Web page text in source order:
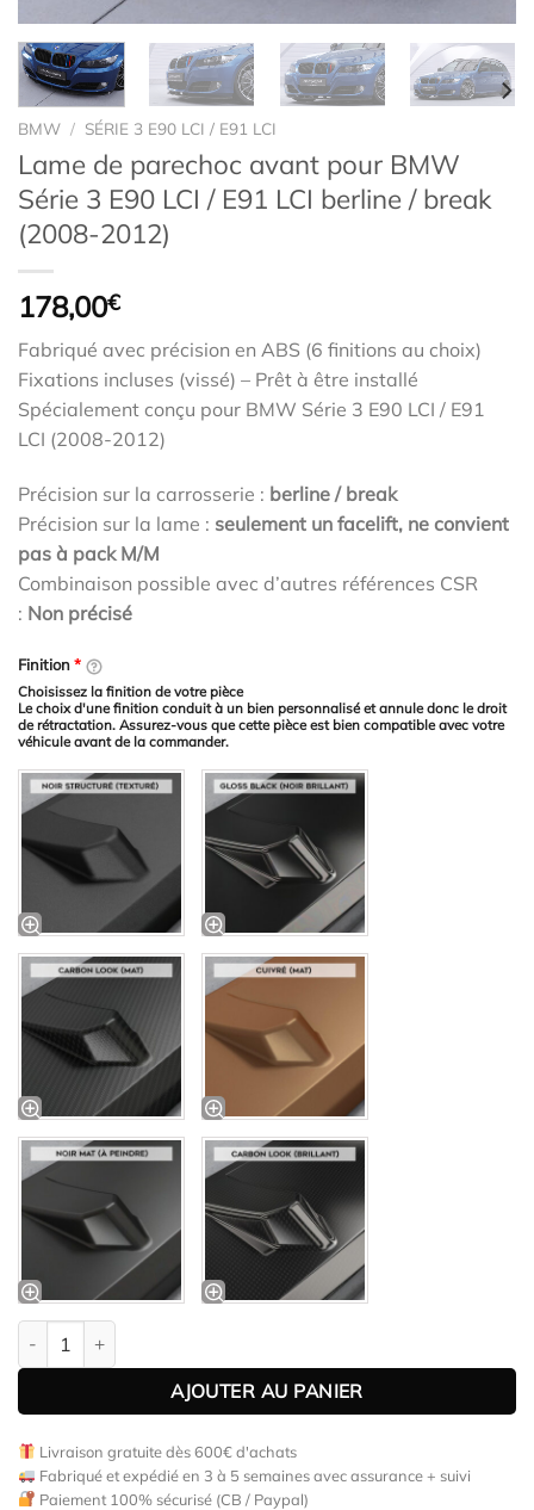
BMW / SÉRIE 3 E90 LCI / E91 LCI
Lame de parechoc avant pour BMW
Série 3 E90 LCI / E91 LCI berline / break
(2008-2012)
178,00€
Fabriqué avec précision en ABS (6 finitions au choix)
Fixations incluses (vissé) – Prêt à être installé
Spécialement conçu pour BMW Série 3 E90 LCI / E91
LCI (2008-2012)
Précision sur la carrosserie : berline / break
Précision sur la lame : seulement un facelift, ne convient
pas à pack M/M
Combinaison possible avec d’autres références CSR
: Non précisé
Finition*
Choisissez la finition de votre pièce
Le choix d'une finition conduit à un bien personnalisé et annule donc le droit
de rétractation. Assurez-vous que cette pièce est bien compatible avec votre
véhicule avant de la commander.
quantité de Lame de parechoc avant pour BMW Série 3 E90
AJOUTER AU PANIER
Livraison gratuite dès 600€ d'achats
Fabriqué et expédié en 3 à 5 semaines avec assurance + suivi
Paiement 100% sécurisé (CB / Paypal)